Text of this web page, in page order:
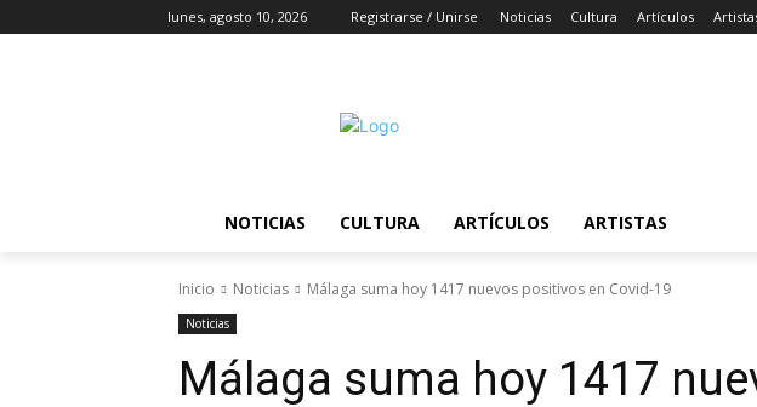
lunes, agosto 10, 2026 Registrarse / Unirse Noticias Cultura Artículos
NOTICIAS CULTURA ARTÍCULOS ARTISTAS
Inicio Noticias Málaga suma hoy 1417 nuevos positivos en Covid-19
Noticias
Málaga suma hoy 1417